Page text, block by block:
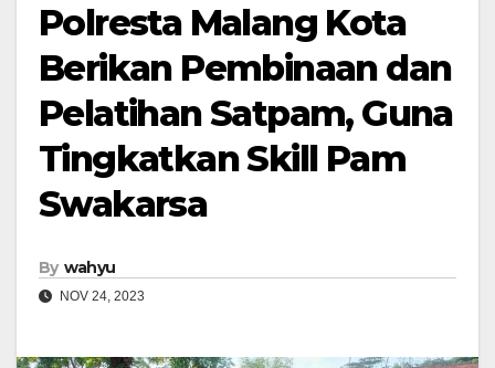
Polresta Malang Kota
Berikan Pembinaan dan
Pelatihan Satpam, Guna
Tingkatkan Skill Pam
Swakarsa
By wahyu
NOV 24, 2023